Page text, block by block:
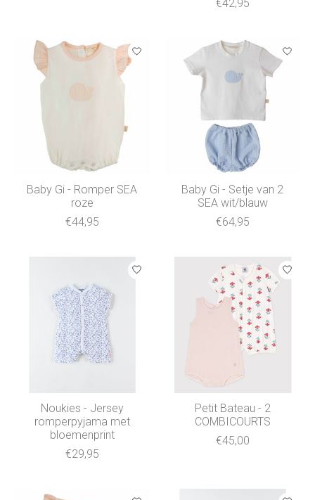
€42,95
Baby Gi - Romper SEA
roze
€44,95
Baby Gi - Setje van 2
SEA wit/blauw
€64,95
Noukies - Jersey
romperpyjama met
bloemenprint
€29,95
Petit Bateau - 2
COMBICOURTS
€45,00